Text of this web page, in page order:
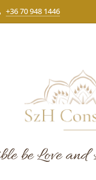
+36 70 948 1446
be Love